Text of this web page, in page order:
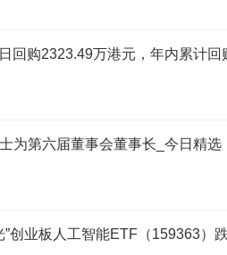
回购2323.49万港元，年内累计回
为第六届董事会董事长_今日精选
”创业板人工智能ETF（159363）